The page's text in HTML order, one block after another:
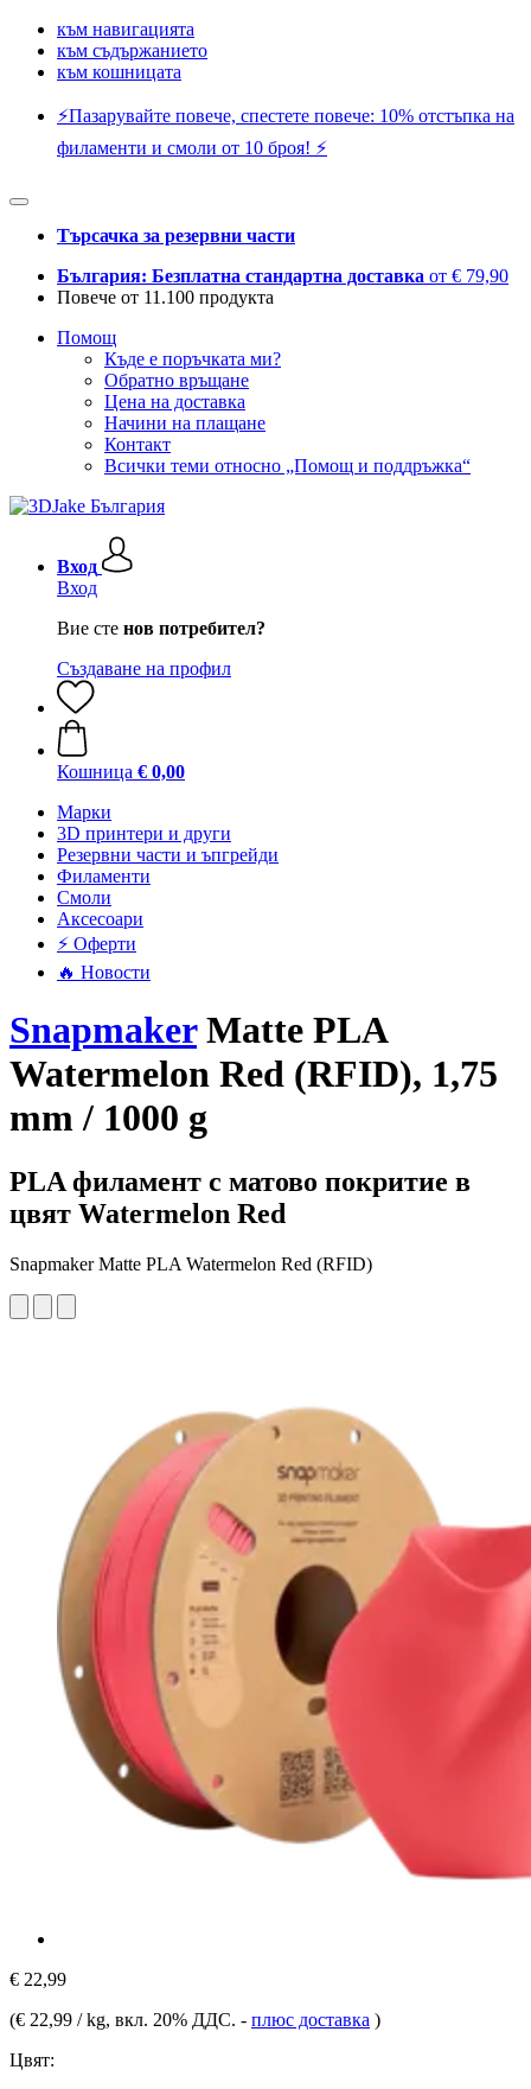
към навигацията
към съдържанието
към кошницата
⚡️Пазарувайте повече, спестете повече: 10% отстъпка на
филаменти и смоли от 10 броя! ⚡️
Търсачка за резервни части
България: Безплатна стандартна доставка от € 79,90
Повече от 11.100 продукта
Помощ
Къде е поръчката ми?
Обратно връщане
Цена на доставка
Начини на плащане
Контакт
Всички теми относно „Помощ и поддръжка“
Вход
Вход
Вие сте нов потребител?
Създаване на профил
Кошница € 0,00
Mарки
3D принтери и други
Резервни части и ъпгрейди
Филаменти
Смоли
Аксесоари
⚡ Оферти
🔥 Новости
SnapmakerMatte PLA
Watermelon Red (RFID), 1,75
mm / 1000 g
PLA филамент с матово покритие в
цвят Watermelon Red
Snapmaker Matte PLA Watermelon Red (RFID)
€ 22,99
(€ 22,99 / kg, вкл. 20% ДДС. - плюс доставка )
Цвят: